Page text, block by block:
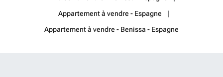
Appartement à vendre - Espagne
Appartement à vendre - Benissa - Espagne